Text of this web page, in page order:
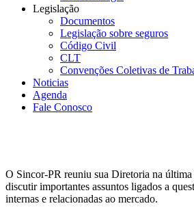
Legislação
Documentos
Legislação sobre seguros
Código Civil
CLT
Convenções Coletivas de
Noticias
Agenda
Fale Conosco
O Sincor-PR reuniu sua Diretoria na última
discutir importantes assuntos ligados a
internas e relacionadas ao mercado.